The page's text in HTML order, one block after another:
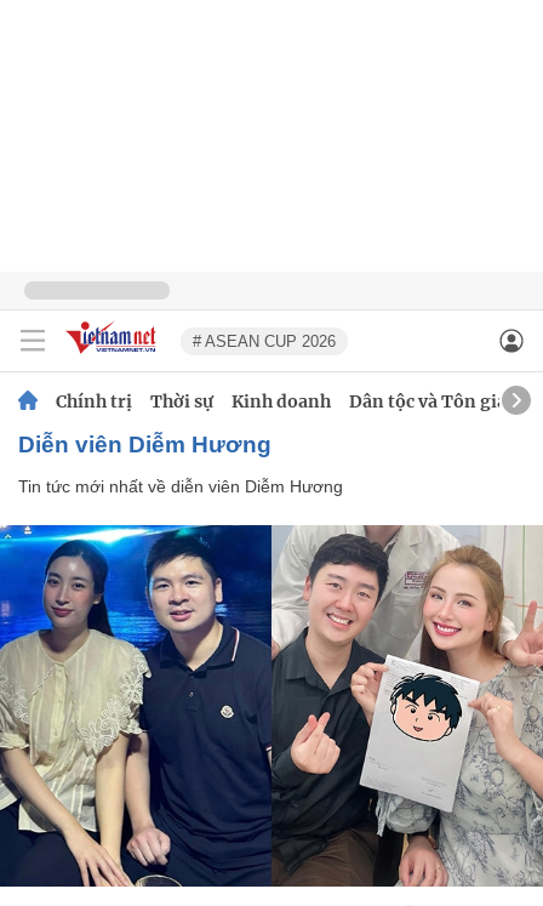
# ASEAN CUP 2026
Chính trị Thời sự Kinh doanh Dân tộc và Tôn giáo
diễn viên Diễm Hương
Tin tức mới nhất về diễn viên Diễm Hương